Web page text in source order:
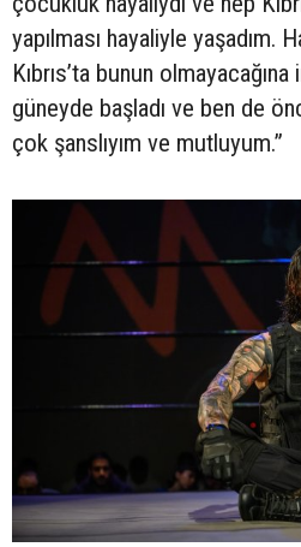
yapılması hayaliyle yaşadım.
Kıbrıs’ta bunun
güneyde başladı ve ben de
çok şanslıyım ve mutluyum.”